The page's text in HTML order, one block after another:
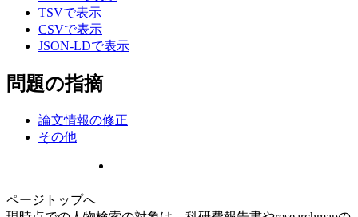
TSVで表示
CSVで表示
JSON-LDで表示
問題の指摘
論文情報の修正
その他
ページトップへ